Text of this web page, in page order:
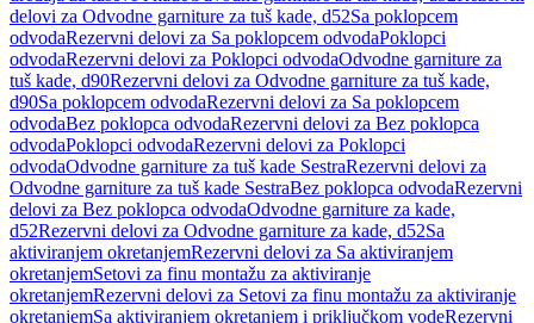
delovi za Odvodne garniture za tuš kade, d52Sa poklopcem
odvodaRezervni delovi za Sa poklopcem odvodaPoklopci
odvodaRezervni delovi za Poklopci odvodaOdvodne garniture za
tuš kade, d90Rezervni delovi za Odvodne garniture za tuš kade,
d90Sa poklopcem odvodaRezervni delovi za Sa poklopcem
odvodaBez poklopca odvodaRezervni delovi za Bez poklopca
odvodaPoklopci odvodaRezervni delovi za Poklopci
odvodaOdvodne garniture za tuš kade SestraRezervni delovi za
Odvodne garniture za tuš kade SestraBez poklopca odvodaRezervni
delovi za Bez poklopca odvodaOdvodne garniture za kade,
d52Rezervni delovi za Odvodne garniture za kade, d52Sa
aktiviranjem okretanjemRezervni delovi za Sa aktiviranjem
okretanjemSetovi za finu montažu za aktiviranje
okretanjemRezervni delovi za Setovi za finu montažu za aktiviranje
okretanjemSa aktiviranjem okretanjem i priključkom vodeRezervni